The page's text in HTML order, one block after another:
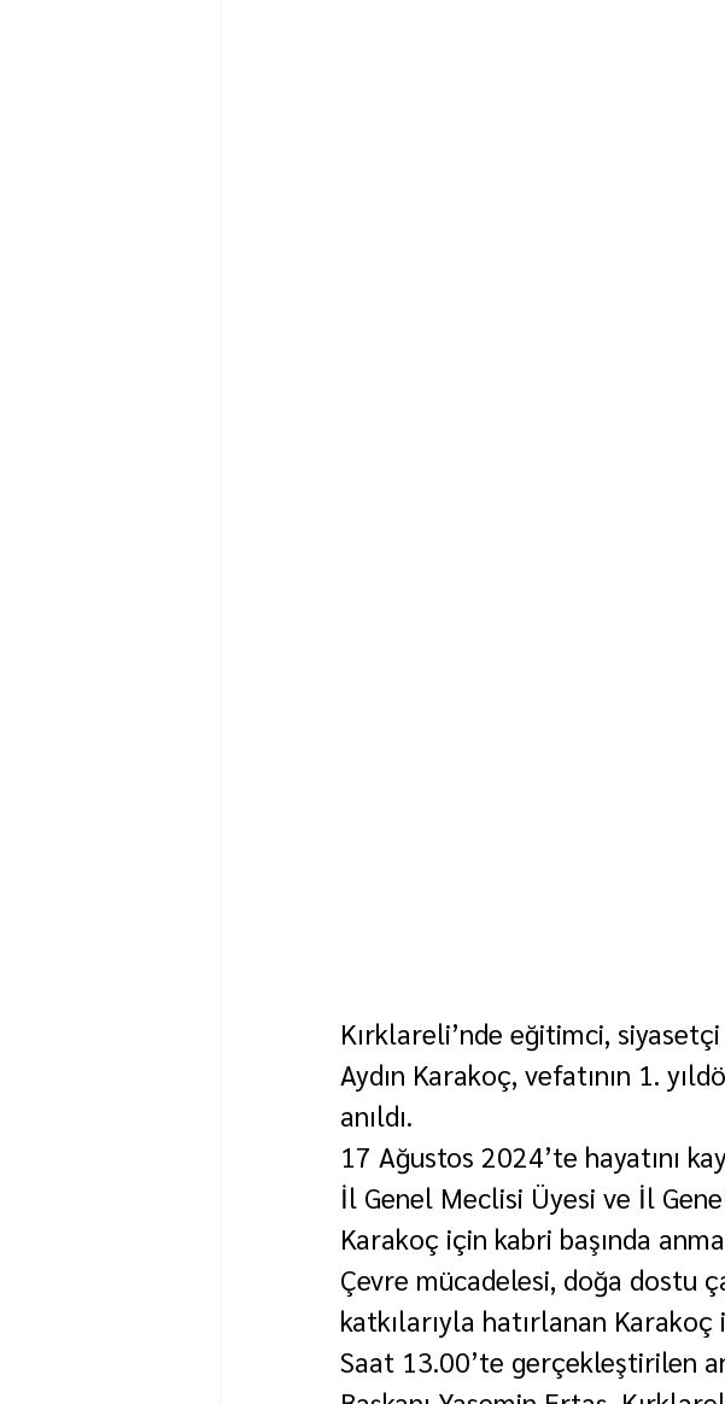
Kırklareli’nde eğitimci,
Aydın Karakoç, vefatının 1.
anıldı.
17 Ağustos 2024’te hayatını
İl Genel Meclisi Üyesi ve İl
Karakoç için kabri başında
Çevre mücadelesi, doğa dostu
katkılarıyla hatırlanan
Saat 13.00’te gerçekleştirilen